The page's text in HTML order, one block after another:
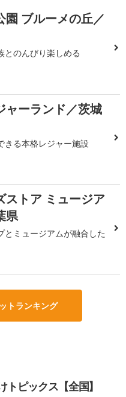
園 ブルーメの丘／
とのんびり楽しめる
ャーランド／茨城
きる本格レジャー施設
ストア ミュージア
県
とミュージアムが融合した
トランキング
ピックス【全国】